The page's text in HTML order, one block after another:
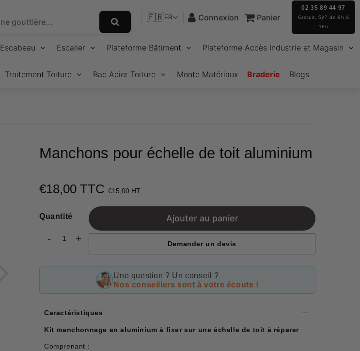
🇫🇷FR Connexion Panier
02 35 89 44 97
Gratuit, 5j/7 de 9h à
18h
Escabeau Escalier Plateforme Bâtiment Plateforme Accès Industrie et Magasin
Traitement Toiture Bac Acier Toiture Monte Matériaux Braderie Blogs
Manchons pour échelle de toit aluminium
€18,00 TTC €15,00 HT
Quantité
- +
Ajouter au panier
Demander un devis
Une question ? Un conseil ?
Nos conseillers sont à votre écoute !
Caractéristiques
Kit manchonnage en aluminium à fixer sur une échelle de toit à réparer
Comprenant :